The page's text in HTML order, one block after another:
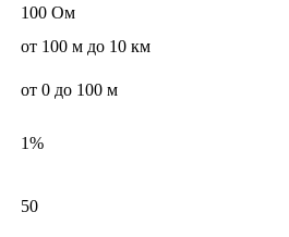
100 Ом
от 100 м до 10 км
от 0 до 100 м
1%
50